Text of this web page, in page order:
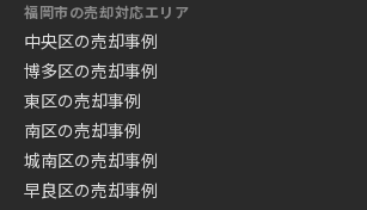
福岡市の売却対応エリア
中央区の売却事例
博多区の売却事例
東区の売却事例
南区の売却事例
城南区の売却事例
早良区の売却事例